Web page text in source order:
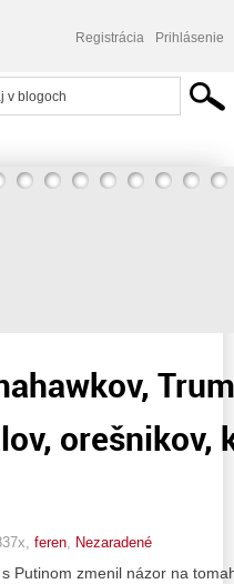
Registrácia Prihlásenie
zirkonov, kindžalov, orešnikov,
orešnikov,
feren Nezaradené
Putinom zmenil názor na